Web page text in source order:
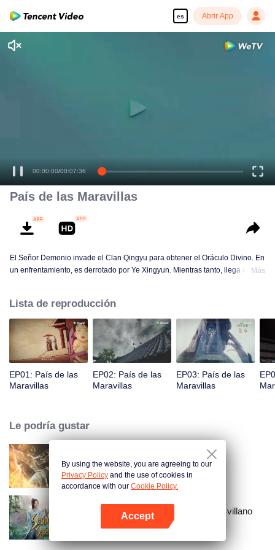
es Abrir App
País de las Maravillas
El Señor Demonio invade el Clan Qingyu para obtener el Oráculo Divino. En
un enfrentamiento, es derrotado por Ye Xingyun. Mientras tanto, llega el
misteriosa, An Yun, y se enreda en la disputa entre el Señor Demonio y Ye
Xingyun.
Más
Lista de reproducción
EP01: País de las
Maravillas
EP02: País de las
Maravillas
EP03: País de las
Maravillas
Le podría gustar
Mundo de los Inmortales
El sistema de auto-salvación del villano
By using the website, you are agreeing to our
Privacy Policy and the use of cookies in
accordance with our Cookie Policy.
Accept